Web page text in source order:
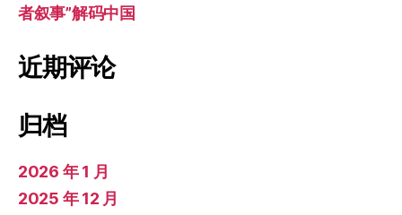
者叙事”解码中国
近期评论
归档
2026 年 1 月
2025 年 12 月